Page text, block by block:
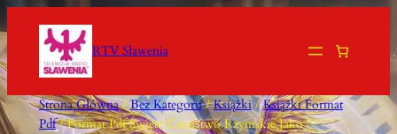
Do
Treści
RTV Sławenia
Strona Główna/Bez Kategorii/Książki/Książki Format
Pdf/ Format Pdf Święte Cesarstwo Rzymskie Jako